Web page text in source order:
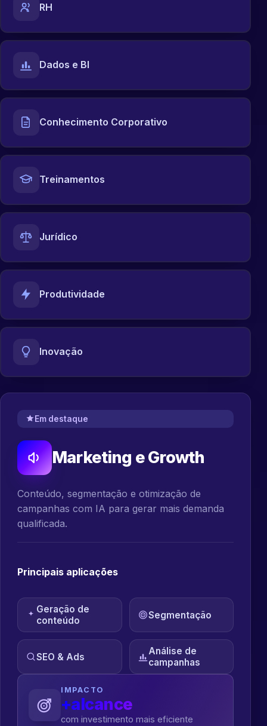
RH
Dados e BI
Conhecimento Corporativo
Treinamentos
Jurídico
Produtividade
Inovação
Em destaque
Marketing e Growth
Conteúdo, segmentação e otimização de
campanhas com IA para gerar mais demanda
qualificada.
Principais aplicações
Geração de
conteúdo
Segmentação
SEO & Ads
Análise de
campanhas
IMPACTO
+alcance
com investimento mais eficiente